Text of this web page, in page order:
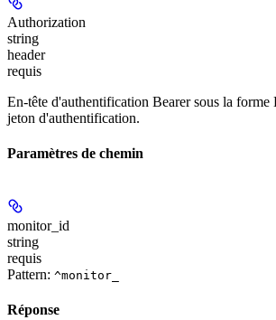
Authorization
string
header
requis
En-tête d'authentification Bearer sous la forme
jeton d'authentification.
Paramètres de chemin
monitor_id
string
requis
Pattern: ^monitor_
Réponse